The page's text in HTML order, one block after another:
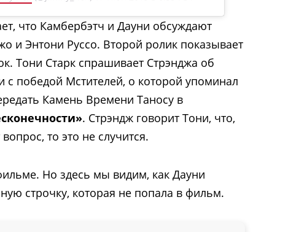
что Камбербэтч и Дауни обсуждают
и Энтони Руссо. Второй ролик показывает
Тони Старк спрашивает Стрэнджа об
победой Мстителей, о которой упоминал
Камень Времени Таносу в
. Стрэндж говорит Тони, что,
то это не случится.
Но здесь мы видим, как Дауни
строчку, которая не попала в фильм.